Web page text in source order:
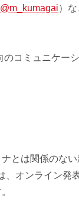
@m_kumagai）な
のコミュニケー
とは関係のな
、オンライン発